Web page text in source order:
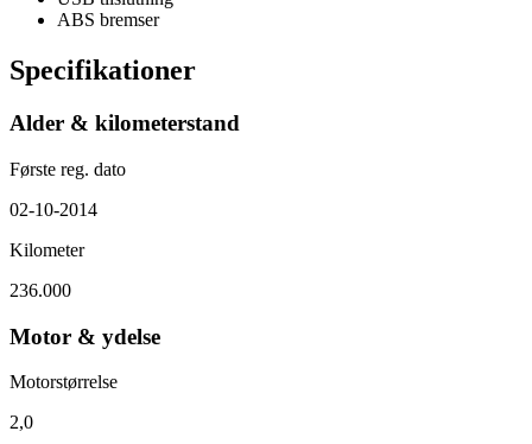
ABS bremser
Specifikationer
Alder & kilometerstand
Første reg. dato
02-10-2014
Kilometer
236.000
Motor & ydelse
Motorstørrelse
2,0